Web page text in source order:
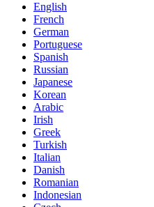
English
French
German
Portuguese
Spanish
Russian
Japanese
Korean
Arabic
Irish
Greek
Turkish
Italian
Danish
Romanian
Indonesian